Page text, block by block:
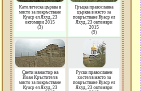
Католическа църква в
място за покръстване
Куаср ел Яхуд, 23
октомври 2015
(3)
Гръцка православна
църква в място за
покръстване Куаср ел
Яхуд, 23 октомври
2015
(9)
Свети манастир на
Йоан Кръстител в
място за покръстване
Куаср ел Яхуд, 23
Руски православен
хостел в място за
покръстване Куаср ел
Яхуд, 23 октомври